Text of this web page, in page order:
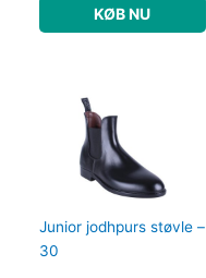
KØB NU
Junior jodhpurs støvle –
30